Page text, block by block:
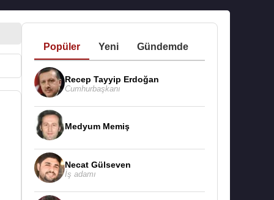
Popüler Yeni Gündemde
Recep Tayyip Erdoğan
Cumhurbaşkanı
Medyum Memiş
Necat Gülseven
İş adamı